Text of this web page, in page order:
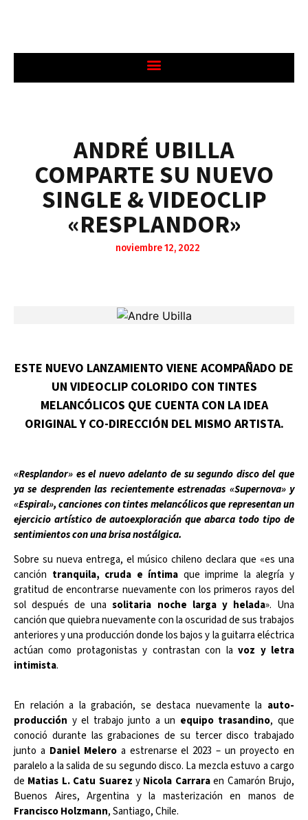
ANDRÉ UBILLA
COMPARTE SU NUEVO
SINGLE & VIDEOCLIP
«RESPLANDOR»
noviembre 12, 2022
ESTE NUEVO LANZAMIENTO VIENE ACOMPAÑADO DE
UN VIDEOCLIP COLORIDO CON TINTES
MELANCÓLICOS QUE CUENTA CON LA IDEA
ORIGINAL Y CO-DIRECCIÓN DEL MISMO ARTISTA.
«Resplandor» es el nuevo adelanto de su segundo disco del que
ya se desprenden las recientemente estrenadas «Supernova» y
«Espiral», canciones con tintes melancólicos que representan un
ejercicio artístico de autoexploración que abarca todo tipo de
sentimientos con una brisa nostálgica.
Sobre su nueva entrega, el músico chileno declara que «es una
canción tranquila, cruda e íntima que imprime la alegría y
gratitud de encontrarse nuevamente con los primeros rayos del
sol después de unasolitaria noche larga y helada». Una
canción que quiebra nuevamente con la oscuridad de sus trabajos
anteriores y una producción donde los bajos y la guitarra eléctrica
actúan como protagonistas y contrastan con la voz y letra
intimista.
En relación a la grabación, se destaca nuevamente la auto-
producción y el trabajo junto a un equipo trasandino, que
conoció durante las grabaciones de su tercer disco trabajado
junto a Daniel Meleroa estrenarse el 2023 – un proyecto en
paralelo a la salida de su segundo disco. La mezcla estuvo a cargo
de Matias L. Catu Suarezy Nicola Carraraen Camarón Brujo,
Buenos Aires, Argentina y la masterización en manos de
Francisco Holzmann, Santiago, Chile.